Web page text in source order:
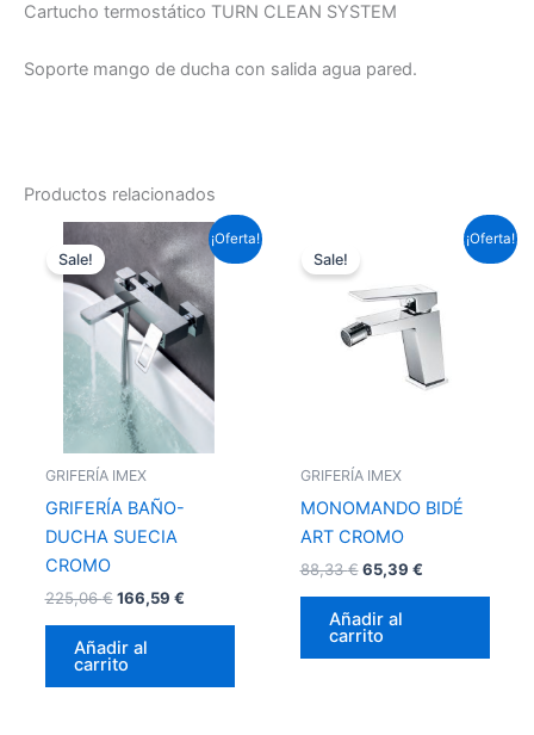
Cartucho termostático TURN CLEAN SYSTEM
Soporte mango de ducha con salida agua pared.
Productos relacionados
¡Oferta!
Sale!
GRIFERÍA IMEX
GRIFERÍA BAÑO-
DUCHA SUECIA
CROMO
225,06€
precio
original
era:
225,06 €.
166,59 €
El
precio
actual
es:
166,59 €.
Añadir al
carrito
¡Oferta!
Sale!
GRIFERÍA IMEX
MONOMANDO BIDÉ
ART CROMO
88,33€
era:
88,33 €.
65,39 €
precio
es:
65,39 €.
Añadir al
carrito